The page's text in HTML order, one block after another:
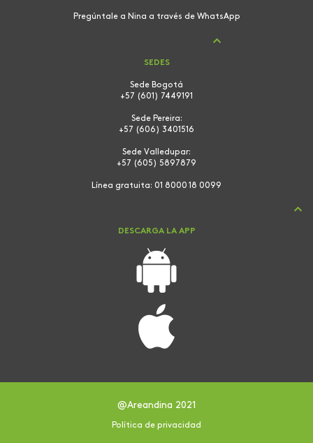
Pregúntale a Nina a través de WhatsApp
SEDES
Sede Bogotá
+57 (601) 7449191
Sede Pereira:
+57 (606) 3401516
Sede Valledupar:
+57 (605) 5897879
Línea gratuita: 01 8000 18 0099
DESCARGA LA APP
@Areandina 2021
Política de privacidad